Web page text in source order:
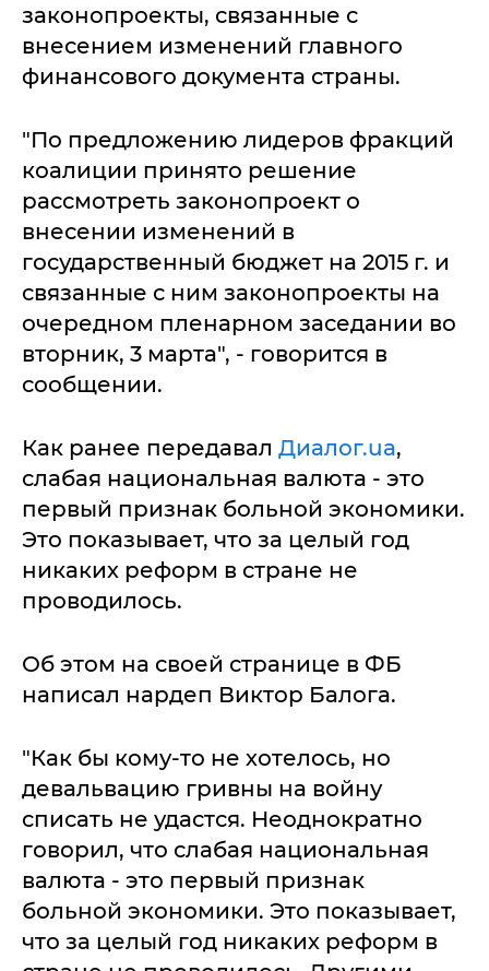
законопроекты, связанные с
внесением изменений главного
финансового документа страны.
"По предложению лидеров фракций
коалиции принято решение
рассмотреть законопроект о
внесении изменений в
государственный бюджет на 2015 г. и
связанные с ним законопроекты на
очередном пленарном заседании во
вторник, 3 марта", - говорится в
сообщении.
Как ранее передавал Диалог.ua,
слабая национальная валюта - это
первый признак больной экономики.
Это показывает, что за целый год
никаких реформ в стране не
проводилось.
Об этом на своей странице в ФБ
написал нардеп Виктор Балога.
"Как бы кому-то не хотелось, но
девальвацию гривны на войну
списать не удастся. Неоднократно
говорил, что слабая национальная
валюта - это первый признак
больной экономики. Это показывает,
что за целый год никаких реформ в